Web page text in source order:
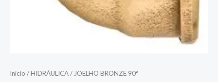
Início /HIDRÁULICA/ JOELHO BRONZE 90°